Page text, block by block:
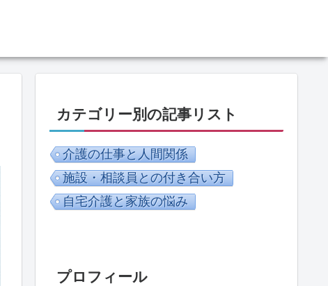
カテゴリー別の記事リスト
介護の仕事と人間関係
施設・相談員との付き合い方
自宅介護と家族の悩み
プロフィール